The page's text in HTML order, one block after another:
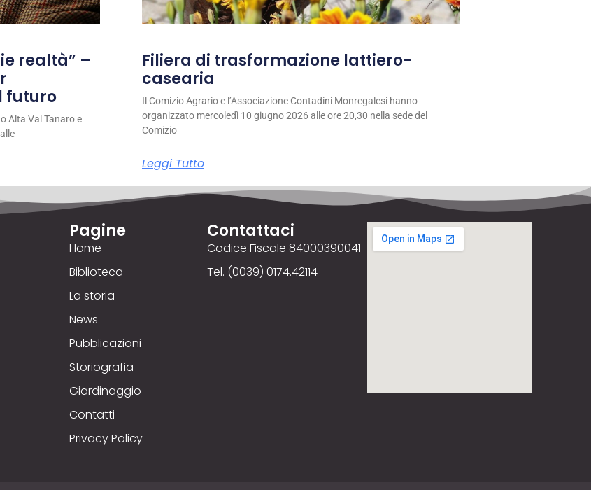
realtà” –
futuro
Alta Val Tanaro e
Filiera di trasformazione lattiero-
casearia
Il Comizio Agrario e l’Associazione Contadini Monregalesi hanno
organizzato mercoledì 10 giugno 2026 alle ore 20,30 nella sede del
Comizio
Leggi Tutto
Pagine
Home
Biblioteca
La storia
News
Pubblicazioni
Storiografia
Giardinaggio
Contatti
Privacy Policy
Contattaci
Codice Fiscale 84000390041
Tel. (0039) 0174.42114